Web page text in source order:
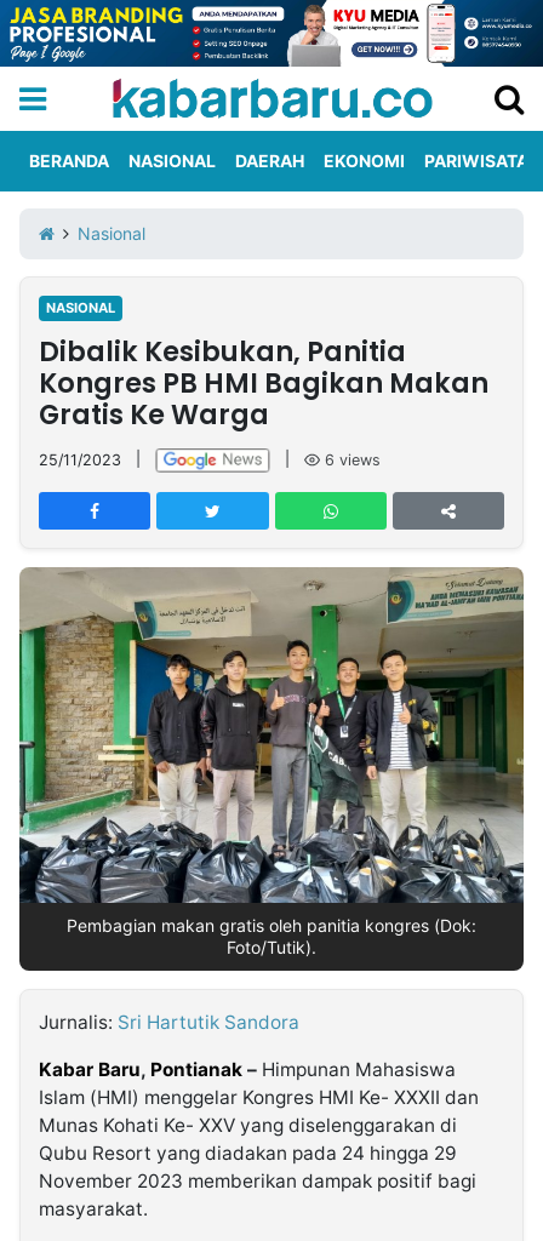
Iklan
Berita
Kami
Nasional
International
Olahraga
Entertainment
Daerah
Pariwisata
Kuliner
Kolom
Network
PT
TREETAN
INDONESIA
Partner
Insight
NTB
Suara
Time
Lens
IDN
Daily
Jogja
Jalan
Rakyat
Idealita
News
Kita
Notice
Dinamikapost.com
Radar
Baru
Seedbacklink
Follow
Kabarbaru
Kabarbaru.co
2026
BERANDA NASIONAL DAERAH EKONOMI PARIWISATA
Nasional
NASIONAL
Dibalik Kesibukan, Panitia
Kongres PB HMI Bagikan Makan
Gratis Ke Warga
25/11/2023 6 views
Pembagian makan gratis oleh panitia kongres (Dok:
Foto/Tutik).
Jurnalis: Sri Hartutik Sandora
Kabar Baru, Pontianak – Himpunan Mahasiswa
Islam (HMI) menggelar Kongres HMI Ke- XXXII dan
Munas Kohati Ke- XXV yang diselenggarakan di
Qubu Resort yang diadakan pada 24 hingga 29
November 2023 memberikan dampak positif bagi
masyarakat.